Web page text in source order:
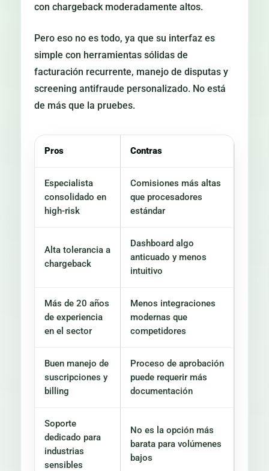
con chargeback moderadamente altos.
Pero eso no es todo, ya que su interfaz es
simple con herramientas sólidas de
facturación recurrente, manejo de disputas y
screening antifraude personalizado. No está
de más que la pruebes.
Pros Contras
Especialista
consolidado en
high-risk
Comisiones más altas
que procesadores
estándar
Alta tolerancia a
chargeback
Dashboard algo
anticuado y menos
intuitivo
Más de 20 años
de experiencia
en el sector
Menos integraciones
modernas que
competidores
Buen manejo de
suscripciones y
billing
Proceso de aprobación
puede requerir más
documentación
Soporte
dedicado para
industrias
sensibles
No es la opción más
barata para volúmenes
bajos